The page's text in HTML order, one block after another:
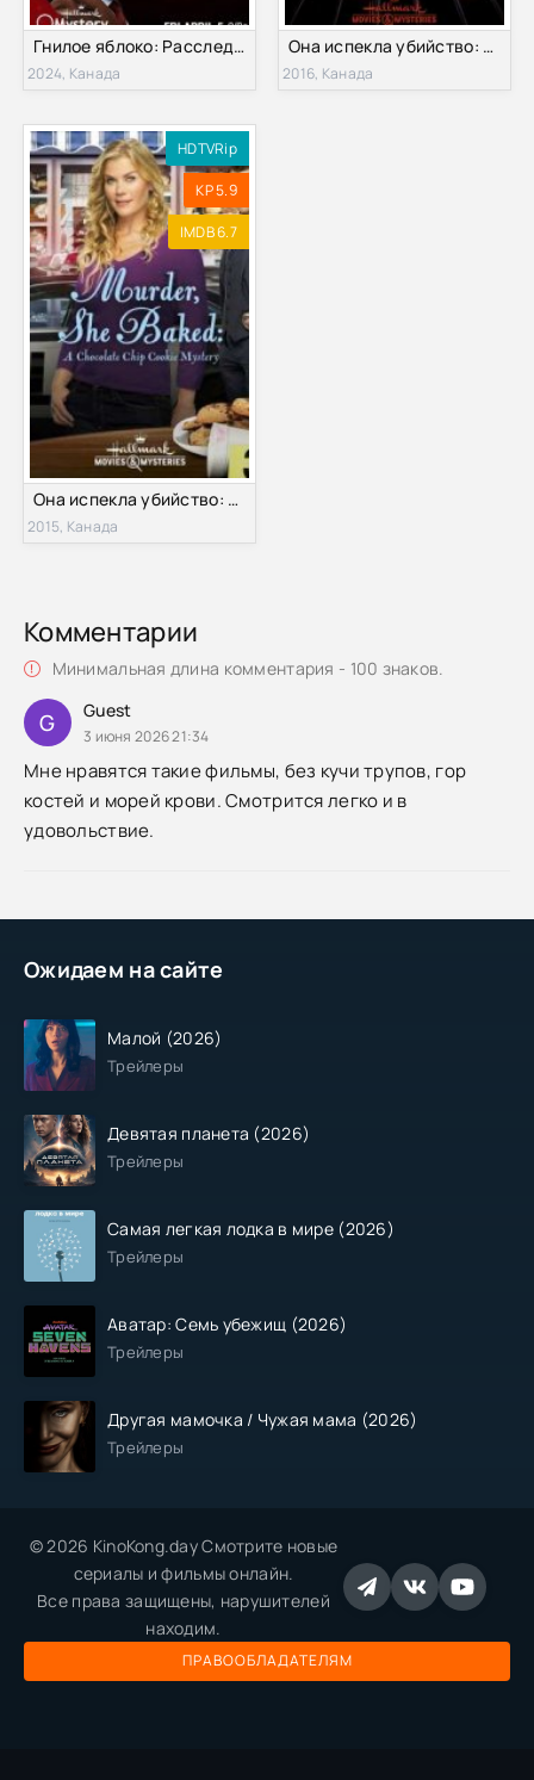
Ожидаем на сайте
Малой (2026)
Трейлеры
Девятая планета (2026)
Трейлеры
Самая легкая лодка в мире (2026)
Трейлеры
Аватар: Семь убежищ (2026)
Трейлеры
Другая мамочка / Чужая мама (2026)
Трейлеры
Гнилое яблоко: Расследования Ханны Свенсен (2024)
2024, Канада
Она испекла убийство: Загадка персикового пирога (2016)
2016, Канада
HDTVRip
KP 5.9
IMDB 6.7
Она испекла убийство: Загадка шоколадного печенья (2015)
2015, Канада
Комментарии
Минимальная длина комментария - 100 знаков.
G Guest
3 июня 2026 21:34
Мне нравятся такие фильмы, без кучи трупов, гор
костей и морей крови. Смотрится легко и в
удовольствие.
© 2026 KinoKong.day Смотрите новые
сериалы и фильмы онлайн.
Все права защищены, нарушителей
находим.
ПРАВООБЛАДАТЕЛЯМ